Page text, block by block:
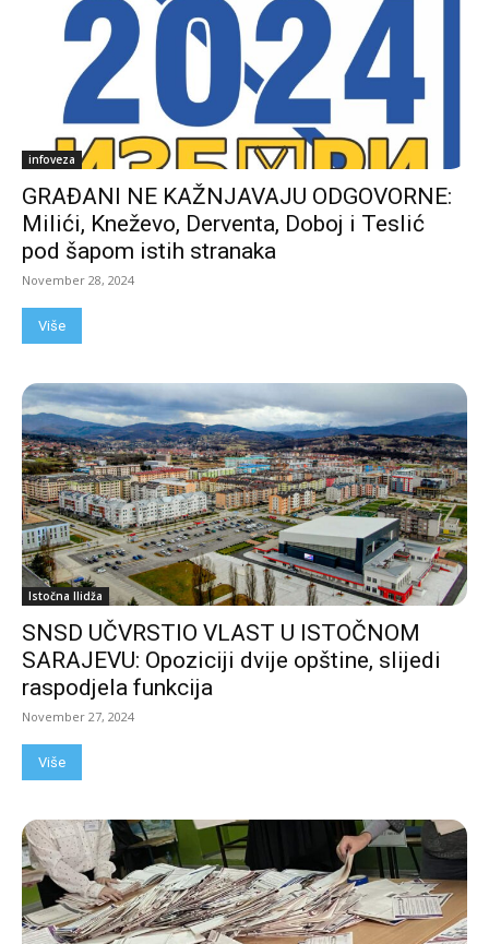
infoveza
GRAĐANI NE KAŽNJAVAJU ODGOVORNE:
Milići, Kneževo, Derventa, Doboj i Teslić
pod šapom istih stranaka
November 28, 2024
Više
Istočna Ilidža
SNSD UČVRSTIO VLAST U ISTOČNOM
SARAJEVU: Opoziciji dvije opštine, slijedi
raspodjela funkcija
November 27, 2024
Više